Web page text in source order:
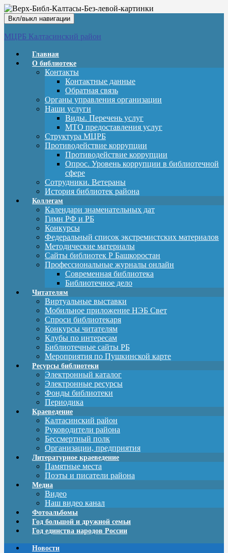
Вкл/выкл навигации
МЦРБ Калтасинский район
Главная
О библиотеке
Контакты
Контактные данные
Обратная связь
Органы управления организации
Наши услуги
Виды. Перечень услуг
МТО предоставления услуг
Структура МЦРБ
Противодействие коррупции
Противодействие коррупции
Опрос. Уровень коррупции в библиотечной
сфере
Сотрудники. Ветераны
История библиотек района
Коллегам
Календари знаменательных дат
Гимн РФ и РБ
Конкурсы
Федеральный список экстремистских материалов
Методические материалы
Сайты библиотек Р Башкоростан
Профессиональные журналы онлайн
Современная библиотека
Библиотечное дело
Читателям
Виртуальные выставки
Мобильное приложение НЭБ Свет
Спроси библиотекаря
Конкурсы читателям
Клубы по интересам
Библиотечные сайты РБ
Мероприятия по Пушкинской карте
Ресурсы библиотеки
Электронный каталог
Электронные ресурсы
Фонды библиотеки
Периодика
Краеведение
Калтасинский район
Руководители района
Бессмертный полк
Организации, предприятия
Литературное краеведение
Памятные места
Поэты и писатели района
Медиа
Видео
Наш видео канал
Фотоальбомы
Год большой и дружной семьи
Год единства народов России
Новости